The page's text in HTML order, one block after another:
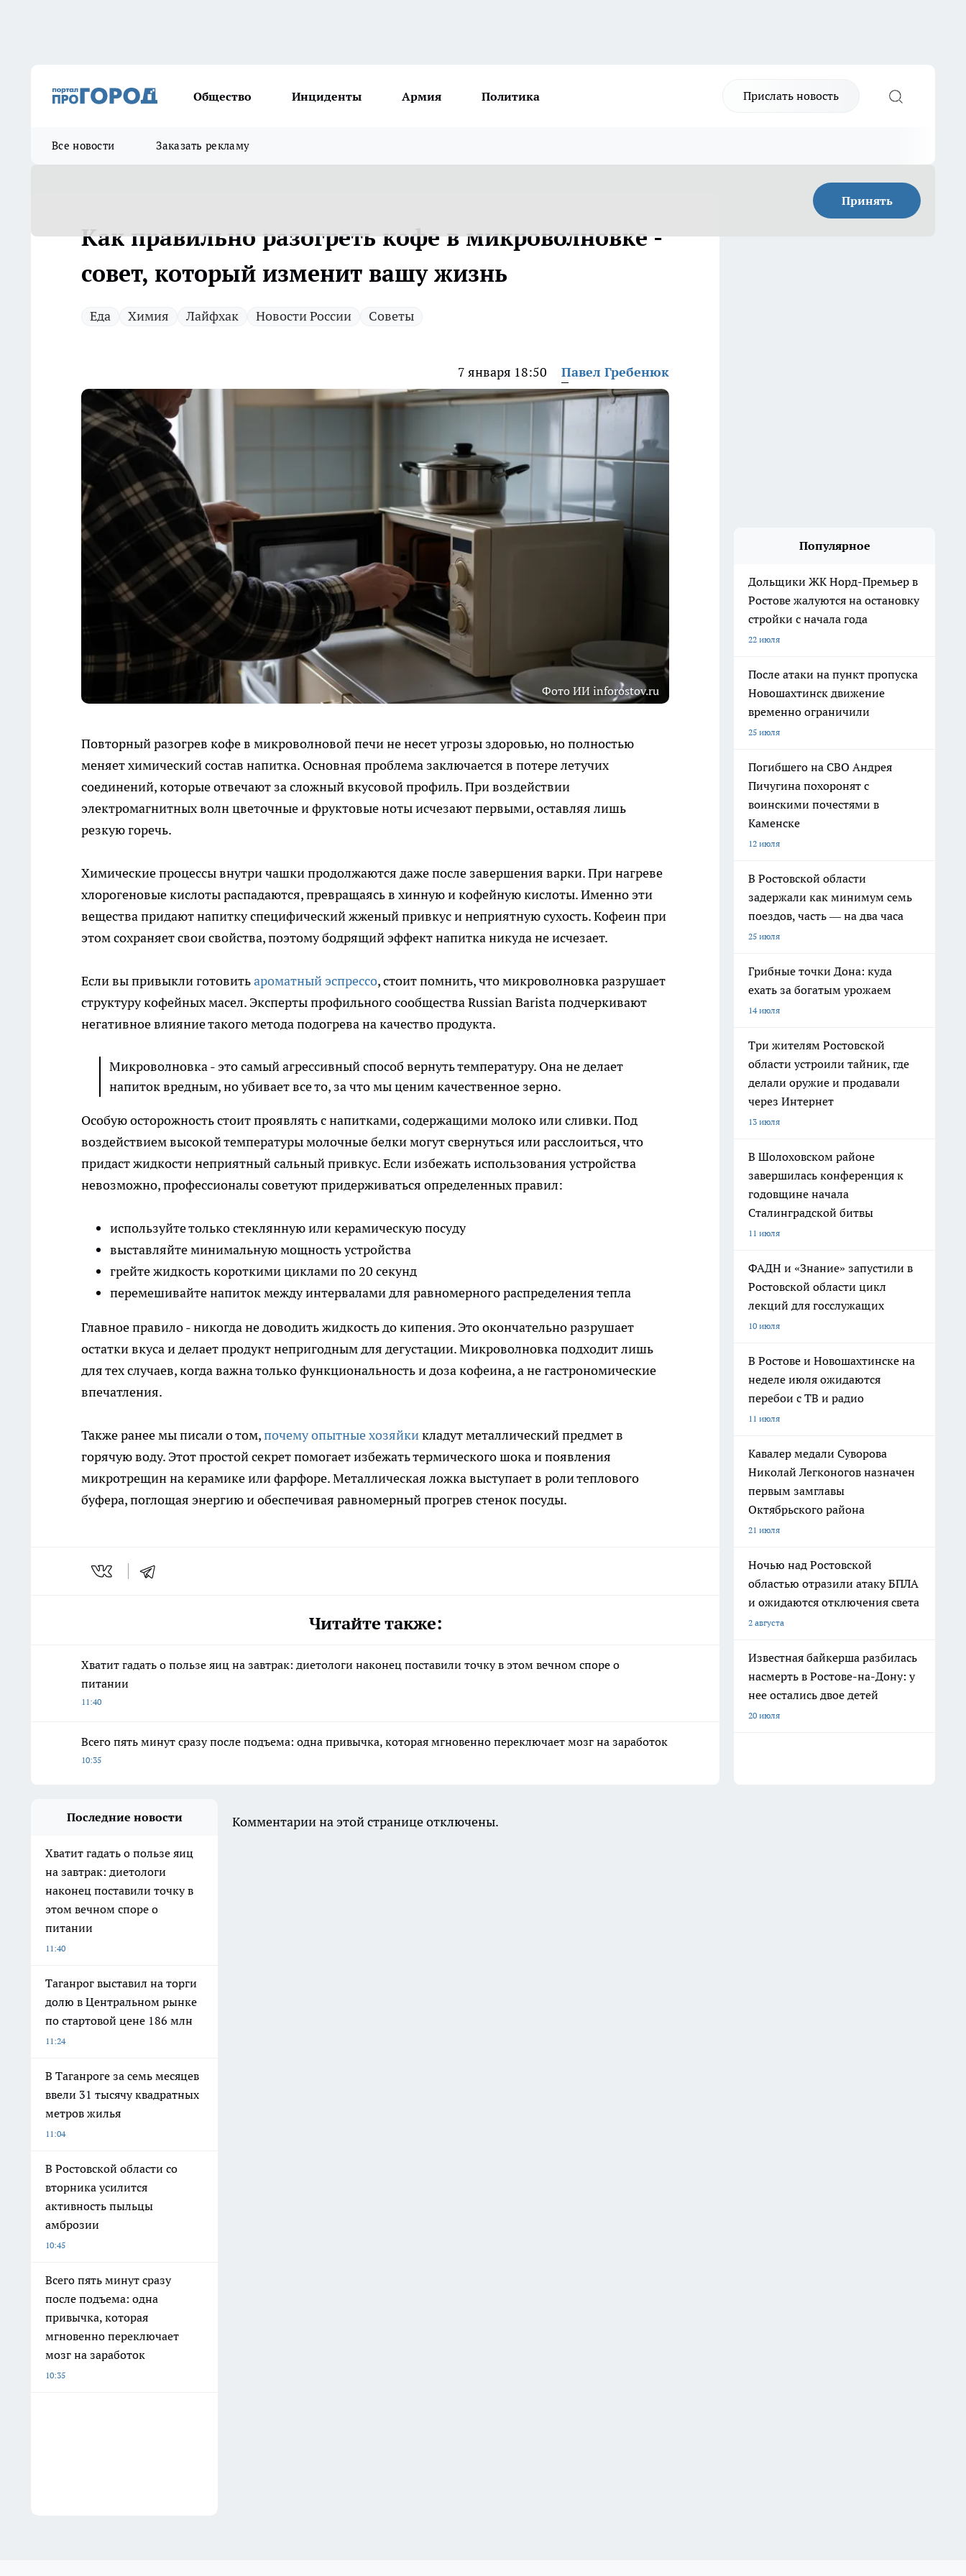
Общество Инциденты Армия Политика Прислать новость
Все новости Заказать рекламу
Принять
Как правильно разогреть кофе в микроволновке -
совет, который изменит вашу жизнь
Еда Химия Лайфхак Новости России Советы
7 января 18:50 Павел Гребенюк
Фото ИИ inforostov.ru
Повторный разогрев кофе в микроволновой печи не несет угрозы здоровью, но полностью
меняет химический состав напитка. Основная проблема заключается в потере летучих
соединений, которые отвечают за сложный вкусовой профиль. При воздействии
электромагнитных волн цветочные и фруктовые ноты исчезают первыми, оставляя лишь
резкую горечь.
Химические процессы внутри чашки продолжаются даже после завершения варки. При нагреве
хлорогеновые кислоты распадаются, превращаясь в хинную и кофейную кислоты. Именно эти
вещества придают напитку специфический жженый привкус и неприятную сухость. Кофеин при
этом сохраняет свои свойства, поэтому бодрящий эффект напитка никуда не исчезает.
Если вы привыкли готовитьароматный эспрессо, стоит помнить, что микроволновка разрушает
структуру кофейных масел. Эксперты профильного сообщества Russian Barista подчеркивают
негативное влияние такого метода подогрева на качество продукта.
Микроволновка - это самый агрессивный способ вернуть температуру. Она не делает
напиток вредным, но убивает все то, за что мы ценим качественное зерно.
Особую осторожность стоит проявлять с напитками, содержащими молоко или сливки. Под
воздействием высокой температуры молочные белки могут свернуться или расслоиться, что
придаст жидкости неприятный сальный привкус. Если избежать использования устройства
невозможно, профессионалы советуют придерживаться определенных правил:
используйте только стеклянную или керамическую посуду
выставляйте минимальную мощность устройства
грейте жидкость короткими циклами по 20 секунд
перемешивайте напиток между интервалами для равномерного распределения тепла
Главное правило - никогда не доводить жидкость до кипения. Это окончательно разрушает
остатки вкуса и делает продукт непригодным для дегустации. Микроволновка подходит лишь
для тех случаев, когда важна только функциональность и доза кофеина, а не гастрономические
впечатления.
Также ранее мы писали о том,почему опытные хозяйкикладут металлический предмет в
горячую воду. Этот простой секрет помогает избежать термического шока и появления
микротрещин на керамике или фарфоре. Металлическая ложка выступает в роли теплового
буфера, поглощая энергию и обеспечивая равномерный прогрев стенок посуды.
Читайте также:
Хватит гадать о пользе яиц на завтрак: диетологи наконец поставили точку в этом вечном споре о
питании
11:40
Всего пять минут сразу после подъема: одна привычка, которая мгновенно переключает мозг на заработок
10:35
Популярное
Дольщики ЖК Норд-Премьер в
Ростове жалуются на остановку
стройки с начала года
22 июля
После атаки на пункт пропуска
Новошахтинск движение
временно ограничили
25 июля
Погибшего на СВО Андрея
Пичугина похоронят с
воинскими почестями в
Каменске
12 июля
В Ростовской области
задержали как минимум семь
поездов, часть — на два часа
25 июля
Грибные точки Дона: куда
ехать за богатым урожаем
14 июля
Три жителям Ростовской
области устроили тайник, где
делали оружие и продавали
через Интернет
13 июля
В Шолоховском районе
завершилась конференция к
годовщине начала
Сталинградской битвы
11 июля
ФАДН и «Знание» запустили в
Ростовской области цикл
лекций для госслужащих
10 июля
В Ростове и Новошахтинске на
неделе июля ожидаются
перебои с ТВ и радио
11 июля
Кавалер медали Суворова
Николай Легконогов назначен
первым замглавы
Октябрьского района
21 июля
Ночью над Ростовской
областью отразили атаку БПЛА
и ожидаются отключения света
2 августа
Известная байкерша разбилась
насмерть в Ростове-на-Дону: у
нее остались двое детей
20 июля
Последние новости
Хватит гадать о пользе яиц
на завтрак: диетологи
наконец поставили точку в
этом вечном споре о
питании
11:40
Таганрог выставил на торги
долю в Центральном рынке
по стартовой цене 186 млн
11:24
В Таганроге за семь месяцев
ввели 31 тысячу квадратных
метров жилья
11:04
В Ростовской области со
вторника усилится
активность пыльцы
амброзии
10:45
Всего пять минут сразу
после подъема: одна
привычка, которая
мгновенно переключает
мозг на заработок
10:35
Комментарии на этой странице отключены.